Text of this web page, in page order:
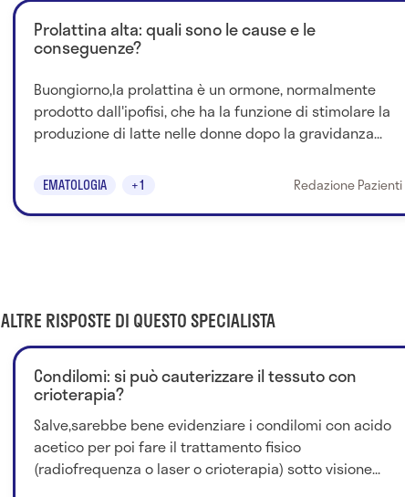
Prolattina alta: quali sono le cause e le
conseguenze?
Buongiorno,la prolattina è un ormone, normalmente
prodotto dall'ipofisi, che ha la funzione di stimolare la
produzione di latte nelle donne dopo la gravidanza...
EMATOLOGIA +1 Redazione Pazienti
ALTRE RISPOSTE DI QUESTO SPECIALISTA
Condilomi: si può cauterizzare il tessuto con
crioterapia?
Salve,sarebbe bene evidenziare i condilomi con acido
acetico per poi fare il trattamento fisico
(radiofrequenza o laser o crioterapia) sotto visione...